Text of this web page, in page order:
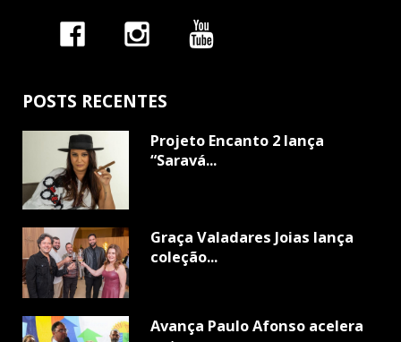
POSTS RECENTES
Projeto Encanto 2 lança
“Saravá...
Graça Valadares Joias lança
coleção...
Avança Paulo Afonso acelera